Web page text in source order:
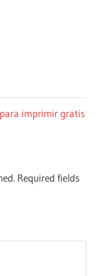
imprimir gratis
Required fields